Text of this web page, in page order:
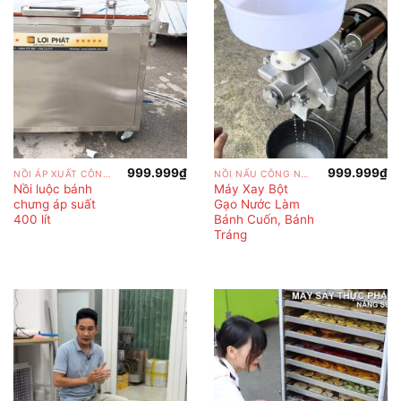
Nồi luộc bánh
chưng áp suất
400 lít
999.999₫
Máy Xay Bột
Gạo Nước Làm
Bánh Cuốn, Bánh
Tráng
999.999₫